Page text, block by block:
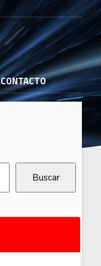
CONTACTO